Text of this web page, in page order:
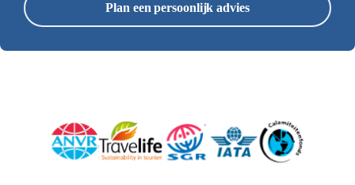
Plan een persoonlijk advies